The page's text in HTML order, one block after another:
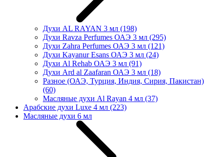
Духи AL RAYAN 3 мл (198)
Духи Ravza Perfumes ОАЭ 3 мл (295)
Духи Zahra Perfumes ОАЭ 3 мл (121)
Духи Kayanur Esans ОАЭ 3 мл (24)
Духи Al Rehab ОАЭ 3 мл (91)
Духи Ard al Zaafaran ОАЭ 3 мл (18)
Разное (ОАЭ, Турция, Индия, Сирия, Пакистан)
(60)
Масляные духи Al Rayan 4 мл (37)
Арабские духи Luxe 4 мл (223)
Масляные духи 6 мл